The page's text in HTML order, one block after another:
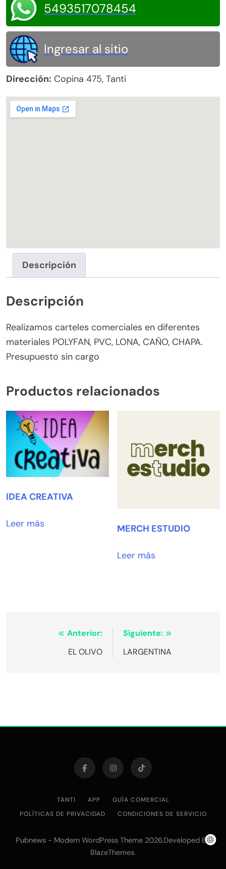
5493517078454
Ingresar al sitio
Dirección: Copina 475, Tanti
Descripción
Descripción
Realizamos carteles comerciales en diferentes
materiales POLYFAN, PVC, LONA, CAÑO, CHAPA.
Presupuesto sin cargo
Productos relacionados
IDEA CREATIVA
Leer más MERCH ESTUDIO
Leer más
NavegaciónAnterior:
EL OLIVO
Siguiente:
LARGENTINA
TANTI APP
GUÍA COMERCIAL
POLÍTICAS DE PRIVACIDAD
CONDICIONES DE SERVICIO
Pubnews - Modern WordPress Theme 2026.Developed By
BlazeThemes.